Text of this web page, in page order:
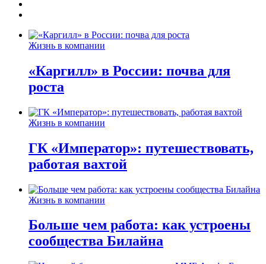
Жизнь в компании
«Каргилл» в России: почва для
роста
Жизнь в компании
ГК «Император»: путешествовать,
работая вахтой
Жизнь в компании
Больше чем работа: как устроены
сообщества Билайна